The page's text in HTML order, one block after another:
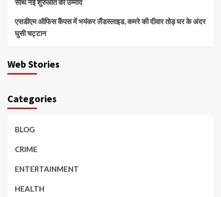
साथ नई शुरुआत की उम्मीद
एसडीएम ऑफिस कैंपस में भयंकर लैंडस्लाइड, कमरे की दीवार तोड़ घर के अंदर
घुसी चट्टान
Web Stories
Categories
BLOG
CRIME
ENTERTAINMENT
HEALTH